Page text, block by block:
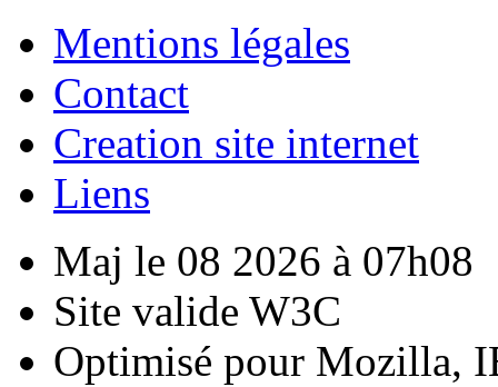
Mentions légales
Contact
Creation site internet
Liens
Maj le 08 2026 à 07h08
Site valide W3C
Optimisé pour Mozilla,